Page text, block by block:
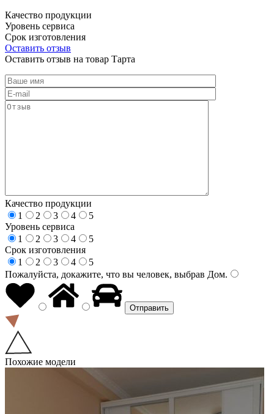
Качество продукции
Уровень сервиса
Срок изготовления
Оставить отзыв
Оставить отзыв на товар Тарта
Качество продукции
1
2 3 4
5
Уровень сервиса
1
2 3 4
5
Срок изготовления
1
2 3 4
5
Пожалуйста, докажите, что вы человек, выбрав Дом.
Похожие модели